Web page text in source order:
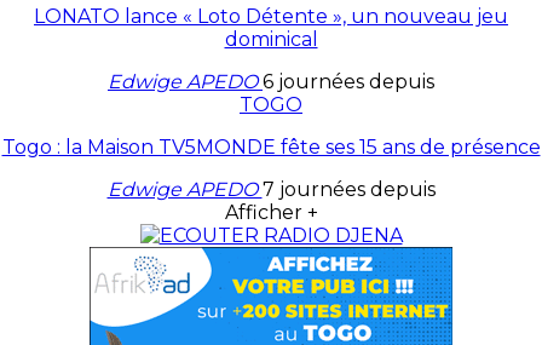
LONATO lance « Loto Détente », un nouveau jeu
dominical
Edwige APEDO6 journées depuis
TOGO
Togo : la Maison TV5MONDE fête ses 15 ans de présence
Edwige APEDO7 journées depuis
Afficher +